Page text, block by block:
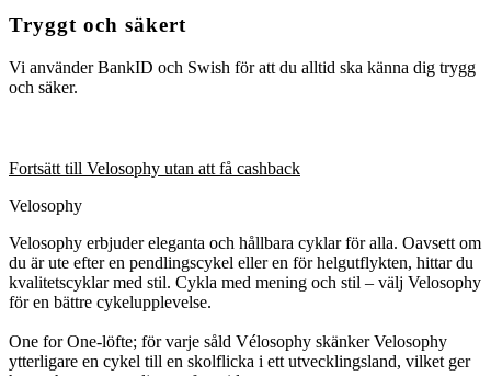
Tryggt och säkert
Vi använder BankID och Swish för att du alltid ska känna dig trygg
och säker.
Fortsätt till Velosophy utan att få cashback
Velosophy
Velosophy erbjuder eleganta och hållbara cyklar för alla. Oavsett om
du är ute efter en pendlingscykel eller en för helgutflykten, hittar du
kvalitetscyklar med stil. Cykla med mening och stil – välj Velosophy
för en bättre cykelupplevelse.
One for One-löfte; för varje såld Vélosophy skänker Velosophy
ytterligare en cykel till en skolflicka i ett utvecklingsland, vilket ger